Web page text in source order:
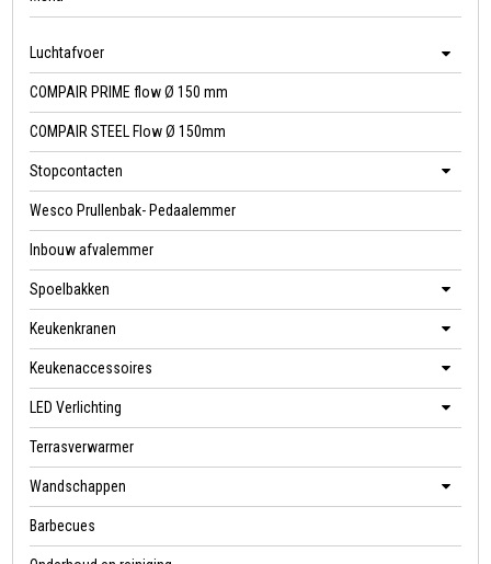
Luchtafvoer
COMPAIR PRIME flow Ø 150 mm
COMPAIR STEEL Flow Ø 150mm
Stopcontacten
Wesco Prullenbak- Pedaalemmer
Inbouw afvalemmer
Spoelbakken
Keukenkranen
Keukenaccessoires
LED Verlichting
Terrasverwarmer
Wandschappen
Barbecues